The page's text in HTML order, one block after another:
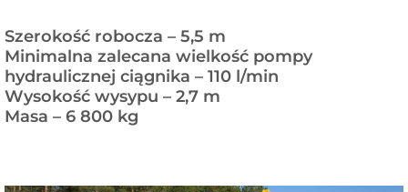
Szerokość robocza – 5,5 m
Minimalna zalecana wielkość pompy
hydraulicznej ciągnika – 110 l/min
Wysokość wysypu – 2,7 m
Masa – 6 800 kg